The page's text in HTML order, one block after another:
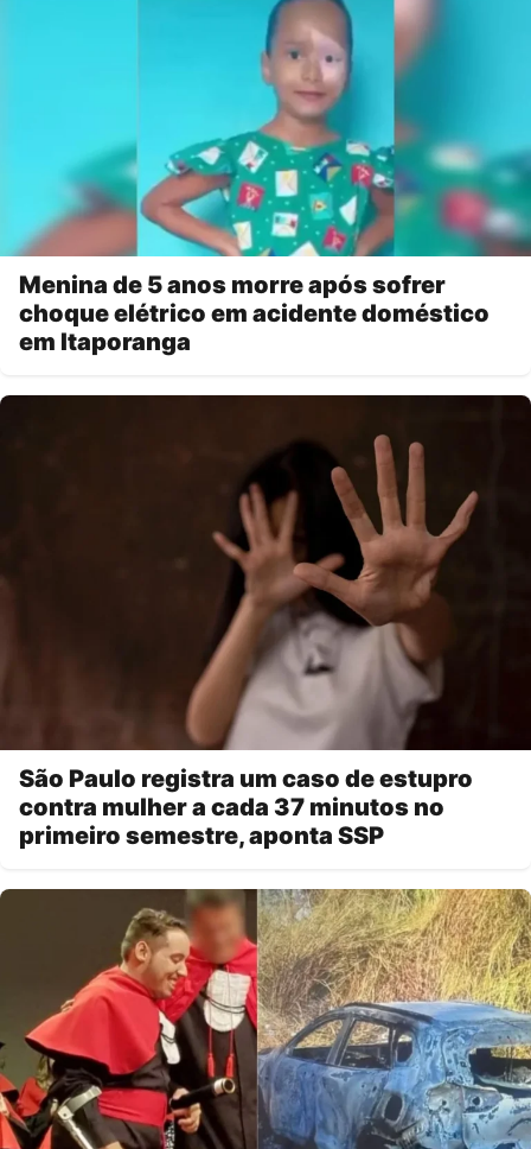
Menina de 5 anos morre após sofrer
choque elétrico em acidente doméstico
em Itaporanga
São Paulo registra um caso de estupro
contra mulher a cada 37 minutos no
primeiro semestre, aponta SSP